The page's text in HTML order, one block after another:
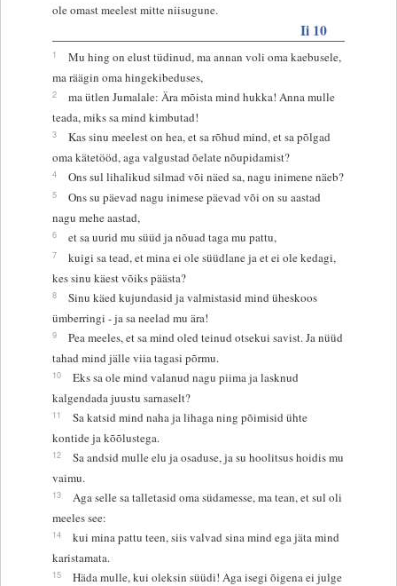
ole omast meelest mitte niisugune.
Ii 10
1
Mu hing on elust tüdinud, ma annan voli oma kaebusele,
ma räägin oma hingekibeduses,
2
ma ütlen Jumalale: Ära mõista mind hukka! Anna mulle
teada, miks sa mind kimbutad!
3
Kas sinu meelest on hea, et sa rõhud mind, et sa põlgad
oma kätetööd, aga valgustad õelate nõupidamist?
4 Ons sul lihalikud silmad või näed sa, nagu inimene näeb?
5
Ons su päevad nagu inimese päevad või on su aastad
nagu mehe aastad,
6 et sa uurid mu süüd ja nõuad taga mu pattu,
7
kuigi sa tead, et mina ei ole süüdlane ja et ei ole kedagi,
kes sinu käest võiks päästa?
8
Sinu käed kujundasid ja valmistasid mind üheskoos
ümberringi - ja sa neelad mu ära!
9
Pea meeles, et sa mind oled teinud otsekui savist. Ja nüüd
tahad mind jälle viia tagasi põrmu.
10
Eks sa ole mind valanud nagu piima ja lasknud
kalgendada juustu sarnaselt?
11
Sa katsid mind naha ja lihaga ning põimisid ühte
kontide ja kõõlustega.
12
Sa andsid mulle elu ja osaduse, ja su hoolitsus hoidis mu
vaimu.
13
Aga selle sa talletasid oma südamesse, ma tean, et sul oli
meeles see:
14
kui mina pattu teen, siis valvad sina mind ega jäta mind
karistamata.
15
Häda mulle, kui oleksin süüdi! Aga isegi õigena ei julge